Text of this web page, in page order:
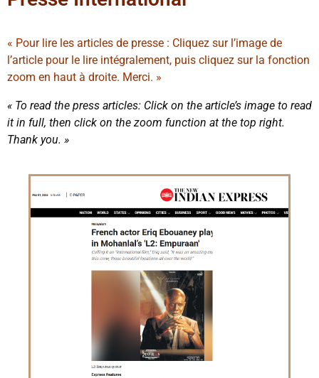
« Pour lire les articles de presse : Cliquez sur l’image de
l’article pour le lire intégralement, puis cliquez sur la fonction
zoom en haut à droite. Merci. »
« To read the press articles: Click on the article’s image to read
it in full, then click on the zoom function at the top right.
Thank you. »